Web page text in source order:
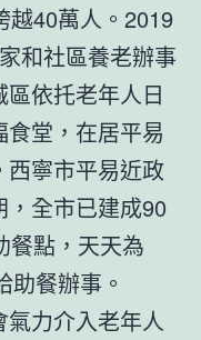
越40萬人。2019
和社區養老辦事
依托老年人日
堂，在居平易
西寧市平易近政
全市已建成90
餐點，天天為
助餐辦事。
氣力介入老年人